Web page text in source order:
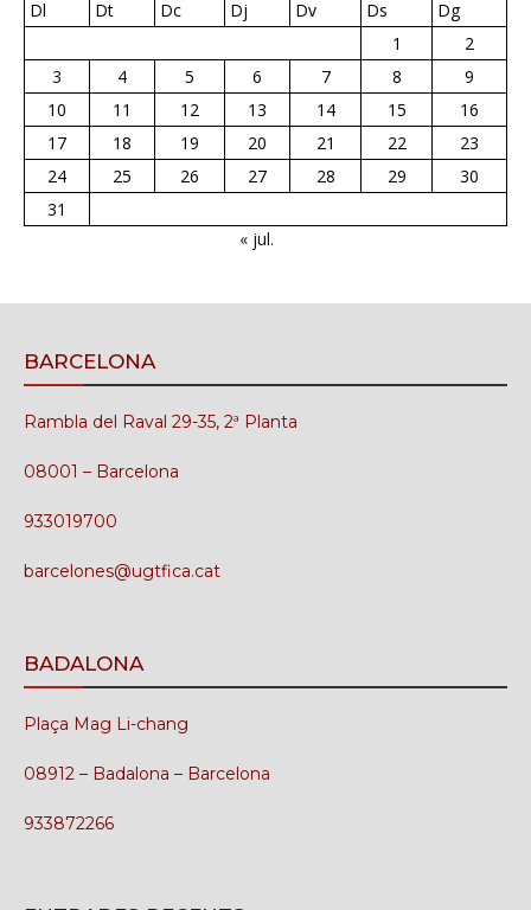
Dl
Dt Dc Dj Dv Ds
Dg
1
2
3
4 5 6 7 8
9
10
11 12 13 14 15
16
17
18 19 20 21 22
23
24
25 26 27 28 29
30
31
« jul.
BARCELONA
Rambla del Raval 29-35, 2ª Planta
08001 – Barcelona
933019700
barcelones@ugtfica.cat
BADALONA
Plaça Mag Li-chang
08912 – Badalona – Barcelona
933872266